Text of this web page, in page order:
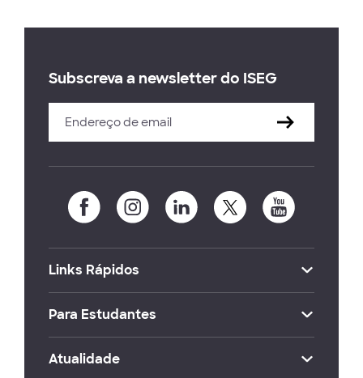
Subscreva a newsletter do ISEG
Links Rápidos
Para Estudantes
Atualidade